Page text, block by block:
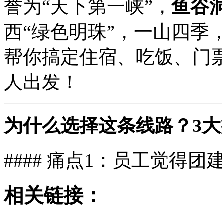
誉为“天下第一峡”， 鱼谷
西“绿色明珠”，一山四季
帮你搞定住宿、吃饭、门
人出发！
为什么选择这条线路？3
#### 痛点1：员工觉得团
相关链接：